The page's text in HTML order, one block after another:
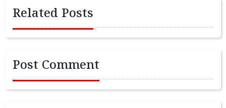
Related Posts
Post Comment